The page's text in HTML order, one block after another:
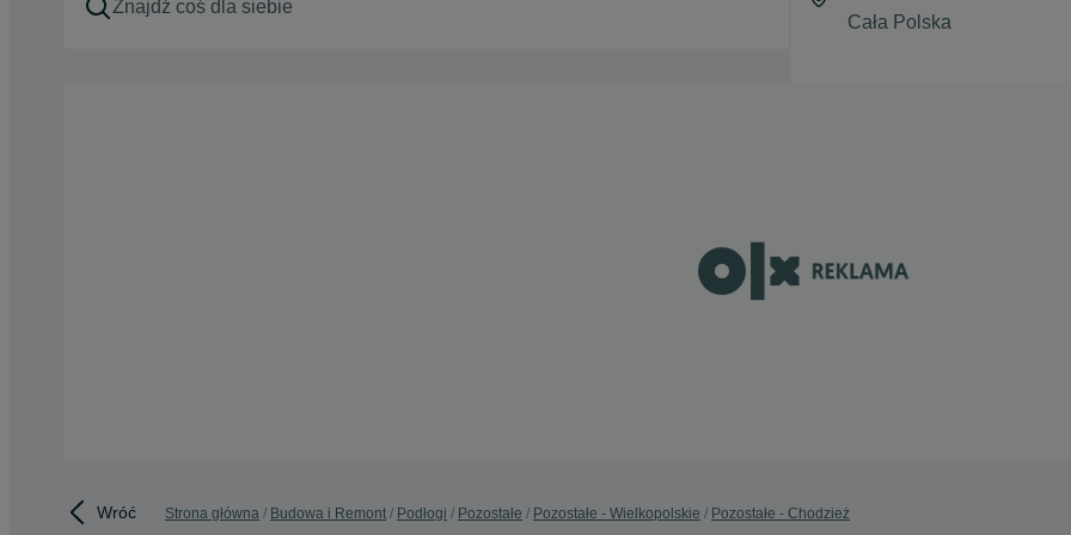
Wróć Strona główna Budowa i Remont Podłogi Pozostałe Pozostałe - Wielkopolskie Pozostałe - Chodzież